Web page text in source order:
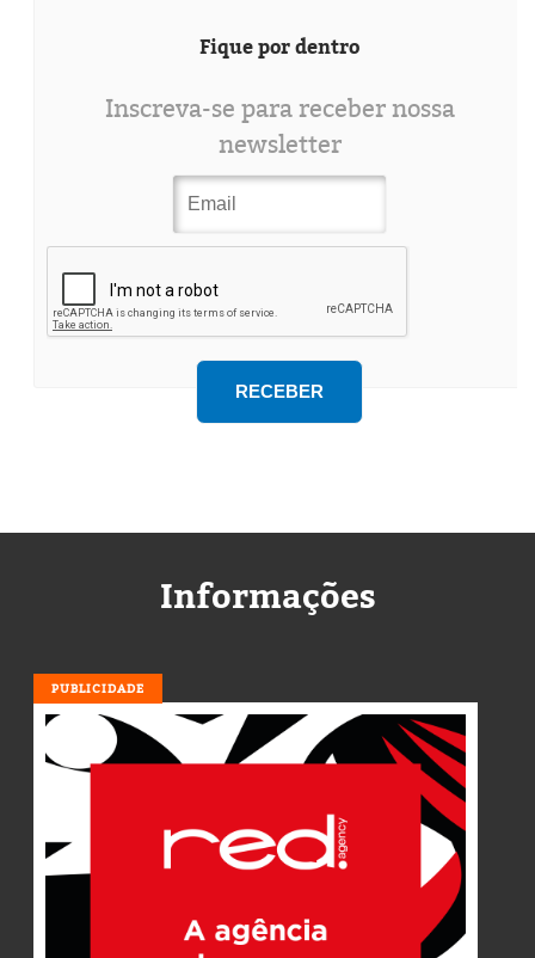
Fique por dentro
Inscreva-se para receber nossa
newsletter
Informações
PUBLICIDADE